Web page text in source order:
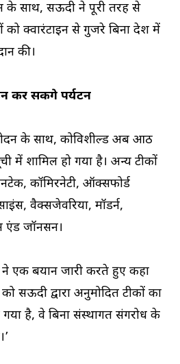
के साथ, सऊदी ने पूरी तरह से
को क्वारंटाइन से गुजरे बिना देश में
की।
कर सकेंगे पर्यटन
के साथ, कोविशील्ड अब आठ
में शामिल हो गया है। अन्य टीकों
कॉमिरनेटी, ऑक्सफोर्ड
वैक्सजेवरिया, मॉडर्न,
जॉनसन।
ने एक बयान जारी करते हुए कहा
को सऊदी द्वारा अनुमोदित टीकों का
गया है, वे बिना संस्थागत संगरोध के